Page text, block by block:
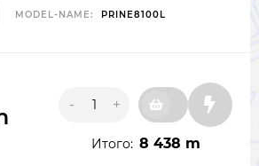
MODEL-NAME: PRINE8100L
- +
Итого: 8 438 m